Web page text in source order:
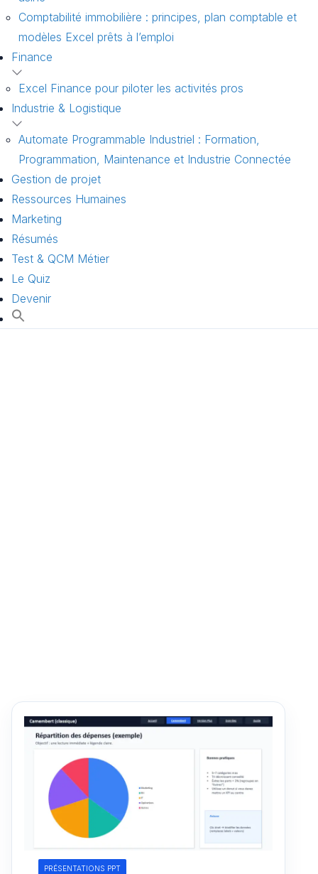
Comptabilité immobilière : principes, plan comptable et
modèles Excel prêts à l’emploi
Finance
Excel Finance pour piloter les activités pros
Industrie & Logistique
Automate Programmable Industriel : Formation,
Programmation, Maintenance et Industrie Connectée
Gestion de projet
Ressources Humaines
Marketing
Résumés
Test & QCM Métier
Le Quiz
Devenir
PRÉSENTATIONS PPT